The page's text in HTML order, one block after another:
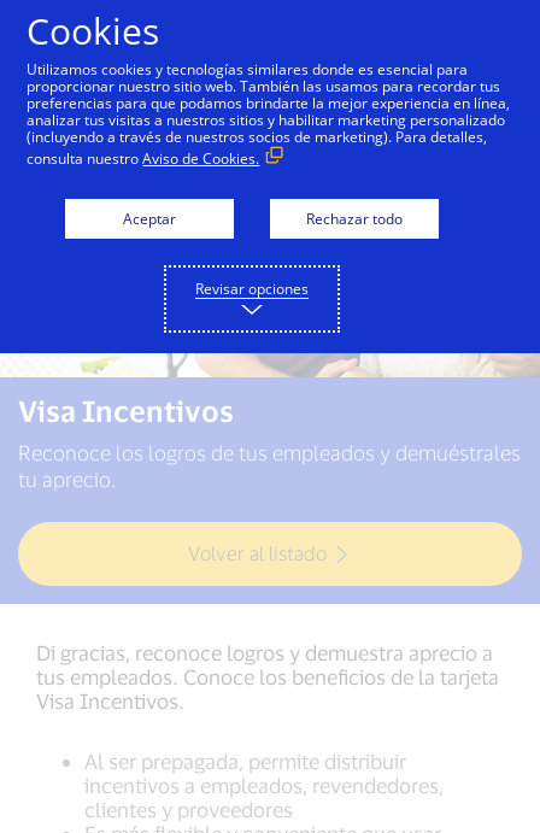
Visa Incentivos
Reconoce los logros de tus empleados y demuéstrales
tu aprecio.
Volver al listado
Di gracias, reconoce logros y demuestra aprecio a
tus empleados. Conoce los beneficios de la tarjeta
Visa Incentivos.
Al ser prepagada, permite distribuir
incentivos a empleados, revendedores,
clientes y proveedores
Cookies
Utilizamos cookies y tecnologías similares donde es esencial para
proporcionar nuestro sitio web. También las usamos para recordar tus
preferencias para que podamos brindarte la mejor experiencia en línea,
analizar tus visitas a nuestros sitios y habilitar marketing personalizado
(incluyendo a través de nuestros socios de marketing). Para detalles,
consulta nuestroAviso de Cookies.
Aceptar Rechazar todo
Revisar opciones